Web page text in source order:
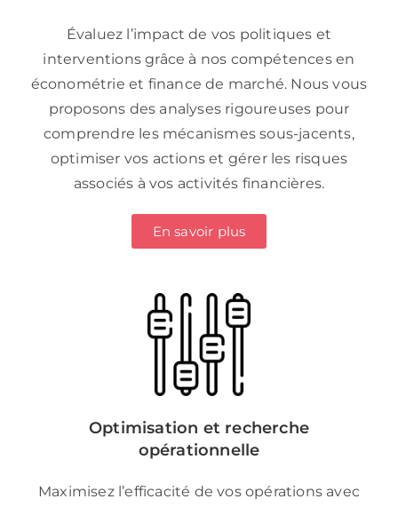
Évaluez l’impact de vos politiques et
interventions grâce à nos compétences en
économétrie et finance de marché. Nous vous
proposons des analyses rigoureuses pour
comprendre les mécanismes sous-jacents,
optimiser vos actions et gérer les risques
associés à vos activités financières.
En savoir plus
Optimisation et recherche
opérationnelle
Maximisez l’efficacité de vos opérations avec